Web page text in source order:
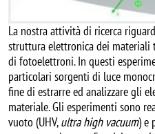
La nostra attività di ricerca
struttura elettronica dei materiali
di fotoelettroni. In questi
particolari sorgenti di luce
fine di estrarre ed analizzare gli
materiale. Gli esperimenti sono
vuoto (UHV,ultra high vacuum) e